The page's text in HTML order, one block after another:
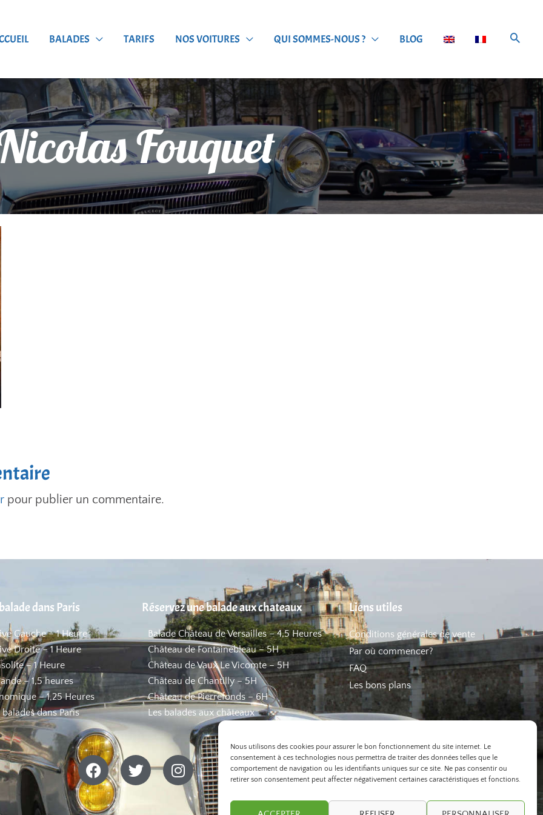
Nous utilisons des cookies pour assurer le bon fonctionnement du site internet. Le
consentement à ces technologies nous permettra de traiter des données telles que le
comportement de navigation ou les identifiants uniques sur ce site. Ne pas consentir ou
retirer son consentement peut affecter négativement certaines caractéristiques et fonctions.
BALADES TARIFS NOS VOITURES QUI SOMMES-NOUS ? BLOG
Fouquet
pour publier un commentaire.
dans Paris
Gauche – 1 Heure
Droite – 1 Heure
– 1 Heure
– 1,5 heures
– 1,25 Heures
dans Paris
Réservez une balade aux chateaux
Balade Château de Versailles – 4,5 Heures
Château de Fontainebleau – 5H
Château de Vaux Le Vicomte – 5H
Château de Chantilly – 5H
Château de Pierrefonds – 6H
Les balades aux châteaux
Liens utiles
Conditions générales de vente
Par où commencer?
FAQ
Les bons plans